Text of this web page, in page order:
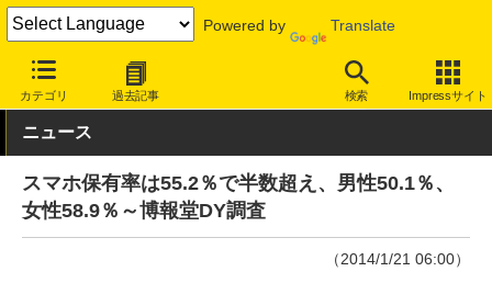
Powered by Translate
カテゴリ 過去記事 検索 Impressサイト
INTERNET Watch トピック 調査
ニュース
スマホ保有率は55.2％で半数超え、男性50.1％、
女性58.9％～博報堂DY調査
（2014/1/21 06:00）